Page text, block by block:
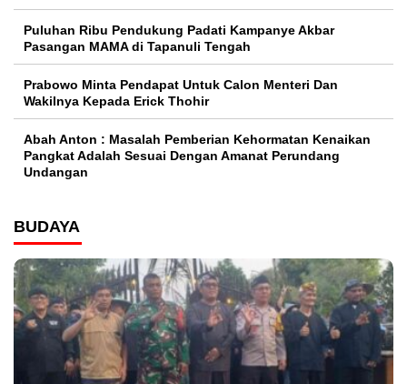
Puluhan Ribu Pendukung Padati Kampanye Akbar
Pasangan MAMA di Tapanuli Tengah
Prabowo Minta Pendapat Untuk Calon Menteri Dan
Wakilnya Kepada Erick Thohir
Abah Anton : Masalah Pemberian Kehormatan Kenaikan
Pangkat Adalah Sesuai Dengan Amanat Perundang
Undangan
BUDAYA